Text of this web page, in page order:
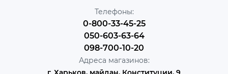
Телефоны:
0-800-33-45-25
050-603-63-64
098-700-10-20
Адреса магазинов: